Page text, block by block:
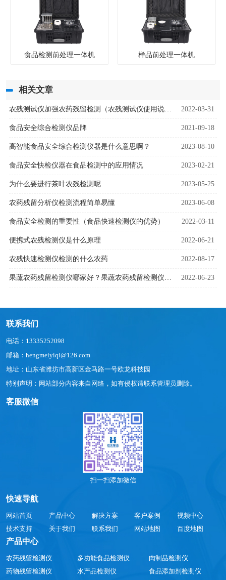
食品检测前处理一体机 样品前处理一体机
相关文章
2022-03-31
食品安全综合检测仪品牌 2021-09-18
高智能食品安全综合检测仪器是什么意思啊？ 2023-08-10
食品安全快检仪器在食品检测中的应用情况 2023-02-21
为什么要进行茶叶农残检测呢 2023-05-25
农药残留分析仪检测流程简单易懂 2023-06-08
食品安全检测的重要性（食品快速检测仪的优势） 2022-03-11
便携式农残检测仪是什么原理 2022-06-21
农残快速检测仪检测的什么农药 2022-08-17
2022-06-23
联系我们
电话：13335252098
邮箱：hengmeiyiqi@126.com
地址：山东省潍坊市高新区金马路一号欧龙科技园
特别声明：网站部分内容来自网络，如有侵权请联系管理员删除。
客服微信
扫一扫添加微信
快速导航
网站首页 产品中心 解决方案 客户案例
视频中心
技术支持
关于我们 联系我们 网站地图 百度地图
产品中心
农药残留检测仪 多功能食品检测仪
肉制品检测仪
药物残留检测仪
水产品检测仪 食品添加剂检测仪